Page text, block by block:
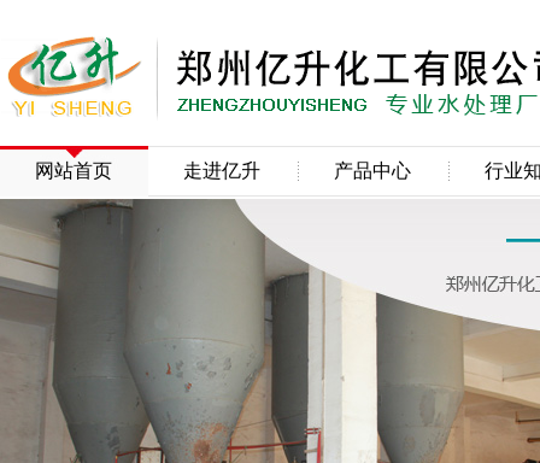
网站首页 走进亿升 产品中心 行业